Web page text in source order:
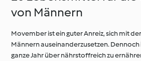
von Männern
Movember ist ein guter Anreiz, sich mit
Männern auseinanderzusetzen. Dennoch
ganze Jahr über nährstoffreich zu